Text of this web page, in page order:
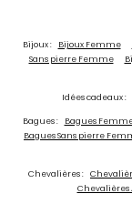
Bijoux : Bijoux Femme
Sans pierre Femme
Idées cadeaux :
Bagues : Bagues
Bagues Sans pierre
Chevalières :